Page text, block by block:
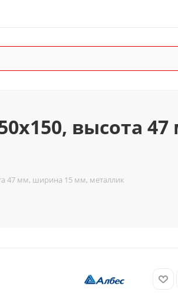
высота
47 мм, ширина 15 мм, металлик